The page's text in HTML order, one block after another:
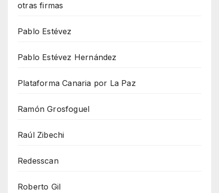
otras firmas
Pablo Estévez
Pablo Estévez Hernández
Plataforma Canaria por La Paz
Ramón Grosfoguel
Raúl Zibechi
Redesscan
Roberto Gil